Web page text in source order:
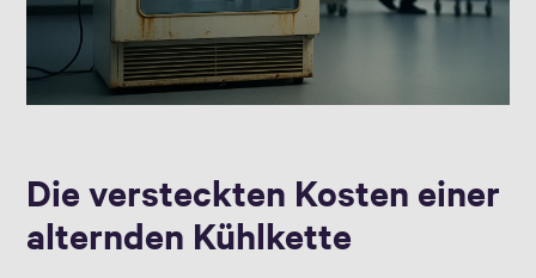
Die versteckten Kosten einer
alternden Kühlkette